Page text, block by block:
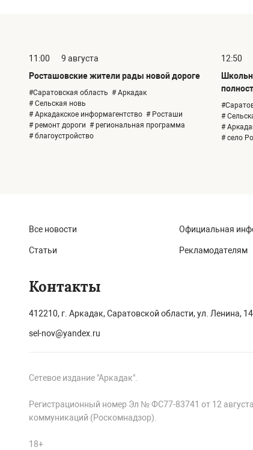
11:00
9 августа
Росташовские жители рады новой дороге
#Саратовская область # Аркадак
# Сельская новь
# Аркадакское информагентство # Росташи
# ремонт дороги # региональная программа
# благоустройство
12:50
#
#
# село
Все новости
Статьи
Официальная
Рекламодателям
Контакты
412210, г. Аркадак, Саратовской области, ул. Ленина,
sel-nov@yandex.ru
Сетевое издание "Аркадак".
Регистрационный номер Эл № ФС77-83741 от 12
коммуникаций (Роскомнадзор).
18+